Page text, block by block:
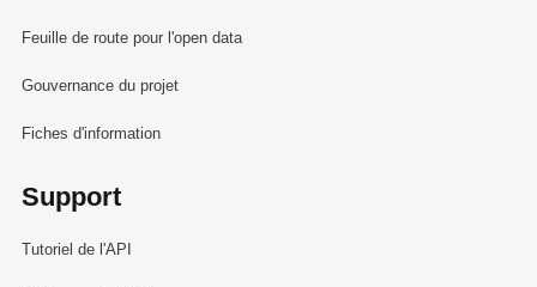
Feuille de route pour l'open data
Gouvernance du projet
Fiches d'information
Support
Tutoriel de l'API